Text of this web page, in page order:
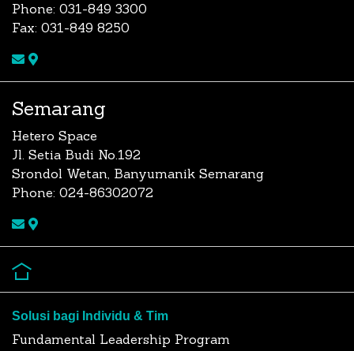
Phone: 031-849 3300
Fax: 031-849 8250
Semarang
Hetero Space
Jl. Setia Budi No.192
Srondol Wetan, Banyumanik Semarang
Phone: 024-86302072
Solusi bagi Individu & Tim
Fundamental Leadership Program